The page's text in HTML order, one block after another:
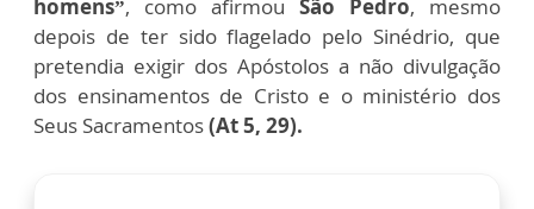
homens”, como afirmou São Pedro, mesmo
depois de ter sido flagelado pelo Sinédrio, que
pretendia exigir dos Apóstolos a não divulgação
dos ensinamentos de Cristo e o ministério dos
Seus Sacramentos(At 5, 29).